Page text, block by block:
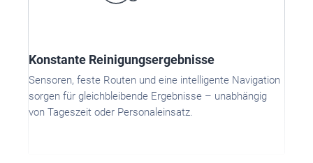
Konstante Reinigungsergebnisse
Sensoren, feste Routen und eine intelligente Navigation
sorgen für gleichbleibende Ergebnisse – unabhängig
von Tageszeit oder Personaleinsatz.